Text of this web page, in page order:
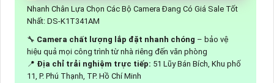
Nhanh Chân Lựa Chọn Các Bộ Camera Đang Có Giá Sale Tốt
Nhất: DS-K1T341AM
🔧 Camera chất lượng lắp đặt nhanh chóng – bảo vệ
hiệu quả mọi công trình từ nhà riêng đến văn phòng
📍 Địa chỉ trải nghiệm trực tiếp: 51 Lũy Bán Bích, Khu phố
11, P. Phú Thạnh, TP. Hồ Chí Minh